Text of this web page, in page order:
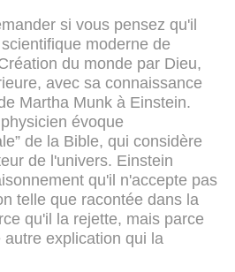
si vous pensez qu'il
moderne de
du monde par Dieu,
avec sa connaissance
Martha Munk à Einstein.
évoque
de la Bible, qui considère
de l'univers. Einstein
qu'il n'accepte pas
telle que racontée dans la
qu'il la rejette, mais parce
explication qui la